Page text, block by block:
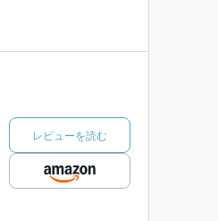
レビューを読む